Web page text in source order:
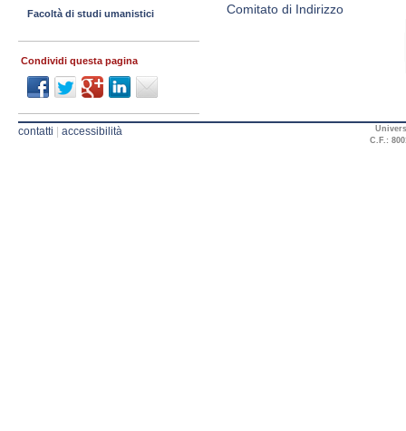
Comitato di Indirizzo
Facoltà di studi umanistici
Condividi questa pagina
contatti accessibilità
C.F.: